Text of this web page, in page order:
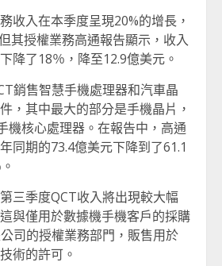
收入在本季度呈現20%的增長，
其授權業務高通報告顯示，收入
降了18％，降至12.9億美元。
銷售智慧手機處理器和汽車晶
，其中最大的部分是手機晶片，
機核心處理器。在報告中，高通
同期的73.4億美元下降到了61.1
三季度QCT收入將出現較大幅
與僅用於數據機手機客戶的採購
司的授權業務部門，販售用於
術的許可。